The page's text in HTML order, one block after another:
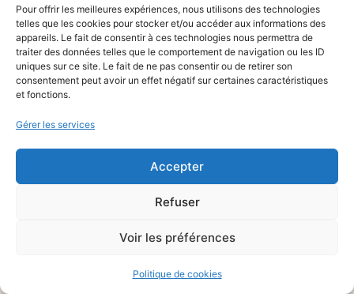
Pour offrir les meilleures expériences, nous utilisons des technologies
telles que les cookies pour stocker et/ou accéder aux informations des
appareils. Le fait de consentir à ces technologies nous permettra de
traiter des données telles que le comportement de navigation ou les ID
uniques sur ce site. Le fait de ne pas consentir ou de retirer son
consentement peut avoir un effet négatif sur certaines caractéristiques
et fonctions.
Gérer les services
Accepter
Refuser
Voir les préférences
Politique de cookies